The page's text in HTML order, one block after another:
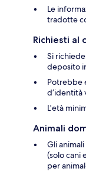
Le
tradotte
Richiesti al
Si
deposito
Potrebbe
d’identità
L'età
Animali
Gli
(solo cani
per